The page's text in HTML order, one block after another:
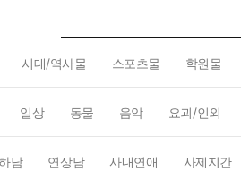
시대/역사물 스포츠물 학원물
일상 동물 음악 요괴/인외
남 연상남 사내연애 사제지간